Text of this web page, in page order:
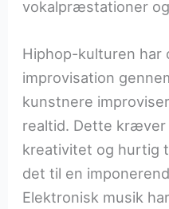
vokalpræstationer
Hiphop-kulturen har
improvisation
kunstnere
realtid. Dette kræver
kreativitet og hurtig
det til en
Elektronisk musik